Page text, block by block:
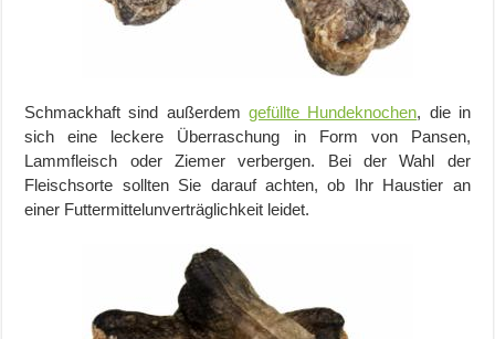
Schmackhaft sind außerdem gefüllte Hundeknochen, die in
sich eine leckere Überraschung in Form von Pansen,
Lammfleisch oder Ziemer verbergen. Bei der Wahl der
Fleischsorte sollten Sie darauf achten, ob Ihr Haustier an
einer Futtermittelunverträglichkeit leidet.